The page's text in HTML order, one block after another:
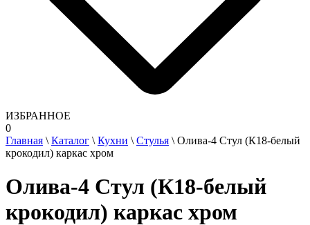
ИЗБРАННОЕ
0
Главная \ Каталог \ Кухни \ Стулья \ Олива-4 Стул (К18-белый
крокодил) каркас хром
Олива-4 Стул (К18-белый
крокодил) каркас хром